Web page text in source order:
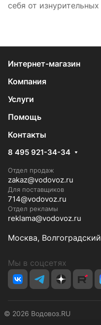
себя от
Интернет-магазин
Компания
Услуги
Помощь
Контакты
8 495 921-34-34
Отдел продаж
zakaz@vodovoz.ru
Для поставщиков
714@vodovoz.ru
Отдел рекламы
reklama@vodovoz.ru
Москва,
Мы в соцсетях
© 2026 Водовоз.RU